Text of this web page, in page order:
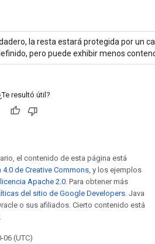
la resta estará protegida por un
pero puede exhibir menos
resultó útil?
el contenido de esta página está
de Creative Commons, y los ejemplos
licencia Apache 2.0. Para obtener más
del sitio de Google Developers. Java
o sus afiliados. Cierto contenido está
.
(UTC)